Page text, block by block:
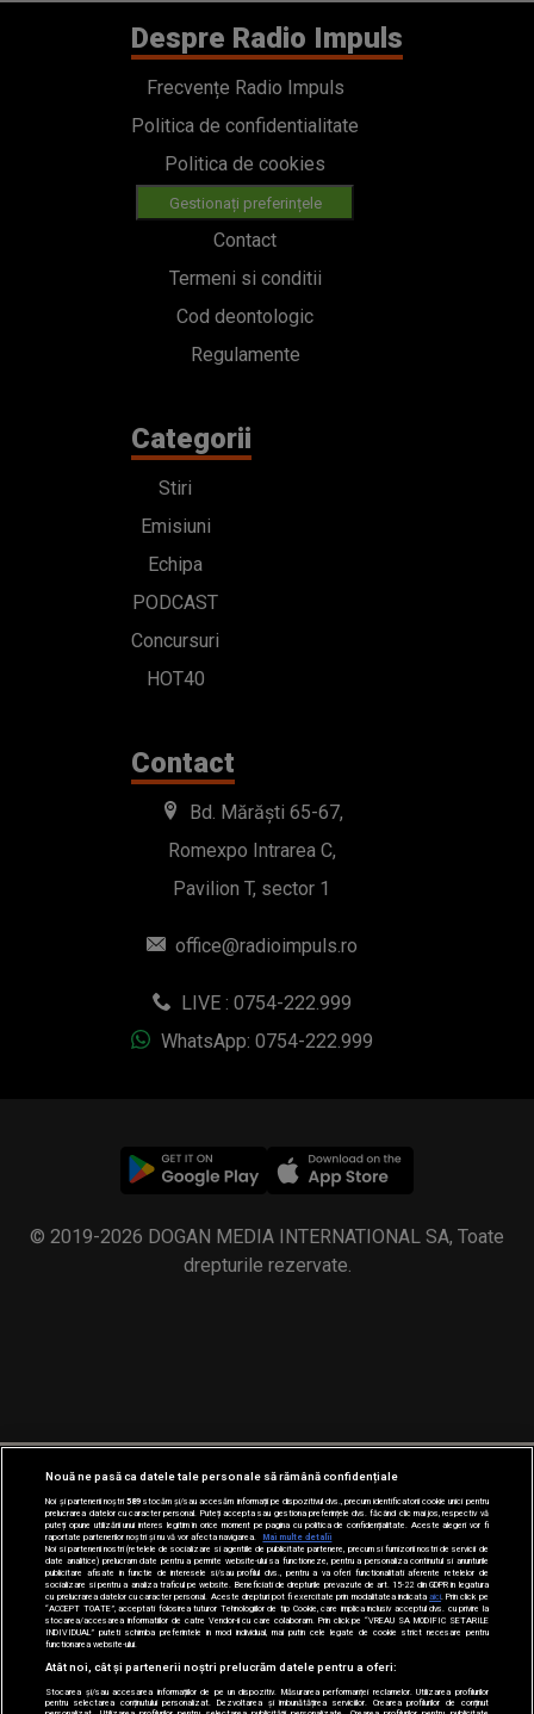
Despre Radio Impuls
Frecvențe Radio Impuls
Politica de confidentialitate
Politica de cookies
Gestionați preferințele
Contact
Termeni si conditii
Cod deontologic
Regulamente
Categorii
Stiri
Emisiuni
Echipa
PODCAST
Concursuri
HOT40
Contact
Bd. Mărăști 65-67,
Romexpo Intrarea C,
Pavilion T, sector 1
office@radioimpuls.ro
LIVE : 0754-222.999
WhatsApp: 0754-222.999
© 2019-2026 DOGAN MEDIA INTERNATIONAL SA, Toate
drepturile rezervate.
Nouă ne pasă ca datele tale personale să rămână confidențiale
Noi și partenerii noștri589stocăm și/sau accesăm informații pe dispozitivul dvs., precum identificatorii cookie unici pentru
prelucrarea datelor cu caracter personal. Puteți accepta sau gestiona preferințele dvs. făcând clic mai jos, respectiv vă
puteți opune utilizării unui interes legitim în orice moment pe pagina cu politica de confidențialitate. Aceste alegeri vor fi
raportate partenerilor noștri și nu vă vor afecta navigarea.
Mai multe detalii
Noi si partenerii nostri (retelele de socializare si agentiile de publicitate partenere, precum si furnizorii nostri de servicii de
date analitice) prelucram date pentru a permite website-ului sa functioneze, pentru a personaliza continutul si anunturile
publicitare afisate in functie de interesele si/sau profilul dvs., pentru a va oferi functionalitati aferente retelelor de
socializare si pentru a analiza traficul pe website. Beneficiati de drepturile prevazute de art. 15-22 din GDPR in legatura
cu prelucrarea datelor cu caracter personal. Aceste drepturi pot fi exercitate prin modalitatea indicataaici . Prin click pe
“ACCEPT TOATE”, acceptati folosirea tuturor Tehnologiilor de tip Cookie, care implica inclusiv acceptul dvs. cu privire la
stocarea/accesarea informatiilor de catre Vendor-ii cu care colaboram. Prin click pe “VREAU SA MODIFIC SETARILE
INDIVIDUAL” puteti schimba preferintele in mod individual, mai putin cele legate de cookie strict necesare pentru
functionarea website-ului.
Atât noi, cât și partenerii noștri prelucrăm datele pentru a oferi:
Stocarea și/sau accesarea informațiilor de pe un dispozitiv. Măsurarea performanței reclamelor. Utilizarea profilurilor
pentru selectarea conținutului personalizat. Dezvoltarea și îmbunătățirea serviciilor. Crearea profilurilor de conținut